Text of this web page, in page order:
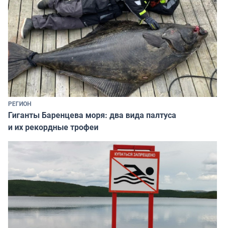
РЕГИОН
Гиганты Баренцева моря: два вида палтуса
и их рекордные трофеи